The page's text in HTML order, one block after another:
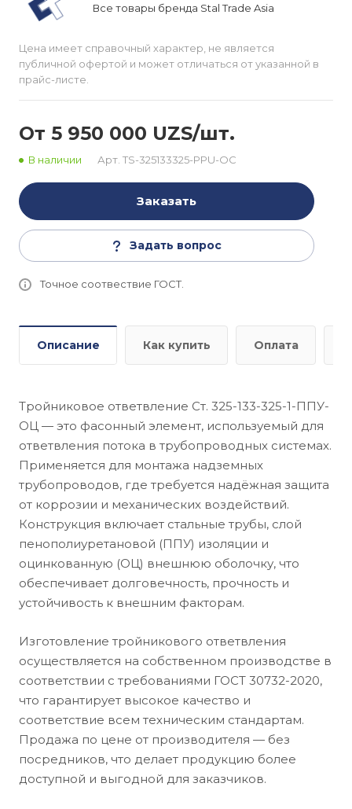
Все товары бренда Stal Trade Asia
Цена имеет справочный характер, не является
публичной офертой и может отличаться от указанной в
прайс-листе.
От 5 950 000 UZS/шт.
В наличии Арт. TS-325133325-PPU-OC
Заказать
Задать вопрос
Точное соотвествие ГОСТ.
Описание Как купить Оплата
Тройниковое ответвление Ст. 325-133-325-1-ППУ-
ОЦ — это фасонный элемент, используемый для
ответвления потока в трубопроводных системах.
Применяется для монтажа надземных
трубопроводов, где требуется надёжная защита
от коррозии и механических воздействий.
Конструкция включает стальные трубы, слой
пенополиуретановой (ППУ) изоляции и
оцинкованную (ОЦ) внешнюю оболочку, что
обеспечивает долговечность, прочность и
устойчивость к внешним факторам.
Изготовление тройникового ответвления
осуществляется на собственном производстве в
соответствии с требованиями ГОСТ 30732-2020,
что гарантирует высокое качество и
соответствие всем техническим стандартам.
Продажа по цене от производителя — без
посредников, что делает продукцию более
доступной и выгодной для заказчиков.